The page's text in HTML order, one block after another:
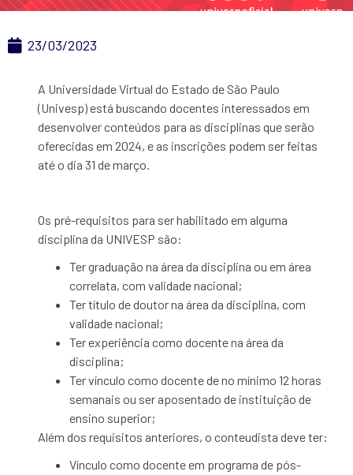
23/03/2023
A Universidade Virtual do Estado de São Paulo
(Univesp) está buscandodocentes interessados em
desenvolver conteúdos para as disciplinas que serão
oferecidas em 2024, e as inscrições podem ser feitas
até o dia 31 de março.
Os pré-requisitos para ser habilitado em alguma
disciplina da UNIVESP são:
Ter graduação na área da disciplina ou em área
correlata, com validade nacional;
Ter título de doutor na área da disciplina, com
validade nacional;
Ter experiência como docente na área da
disciplina;
Ter vínculo como docente de no mínimo 12 horas
semanais ou ser aposentado de instituição de
ensino superior;
Além dos requisitos anteriores, o conteudista deve ter:
Vínculo como docente em programa de pós-